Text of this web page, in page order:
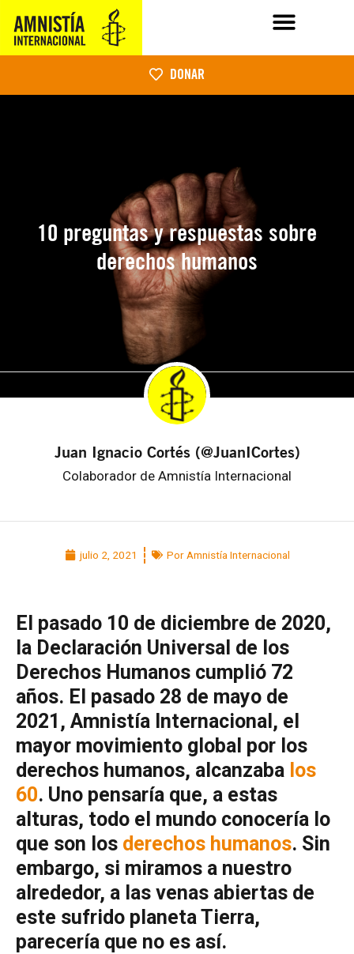
DONAR
10 preguntas y respuestas sobre
derechos humanos
Juan Ignacio Cortés (@JuanICortes)
Colaborador de Amnistía Internacional
julio 2, 2021 Por Amnistía Internacional
El pasado 10 de diciembre de 2020,
la Declaración Universal de los
Derechos Humanos cumplió 72
años. El pasado 28 de mayo de
2021, Amnistía Internacional, el
mayor movimiento global por los
derechos humanos, alcanzaba los
60. Uno pensaría que, a estas
alturas, todo el mundo conocería lo
que son los derechos humanos. Sin
embargo, si miramos a nuestro
alrededor, a las venas abiertas de
este sufrido planeta Tierra,
parecería que no es así.